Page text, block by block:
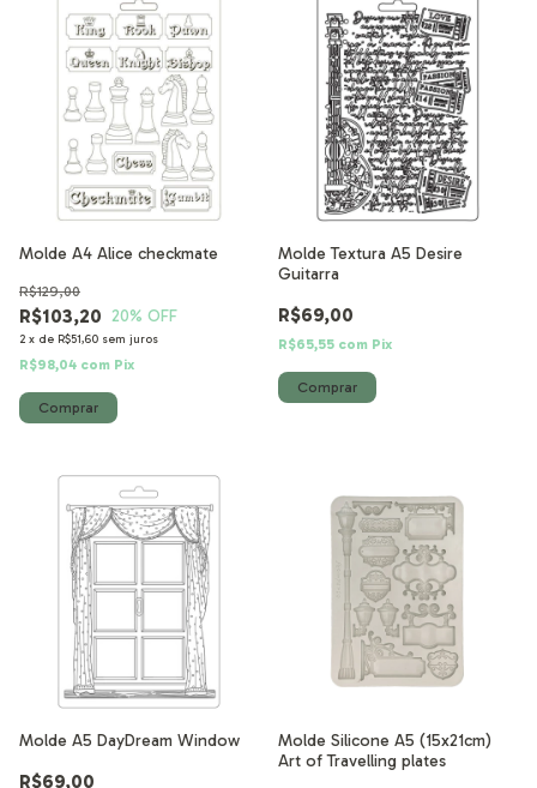
Molde A4 Alice checkmate
R$103,20
R$129,00
20% OFF
2 x de R$51,60 sem juros
R$98,04 com Pix
Molde Textura A5 Desire
Guitarra
R$69,00
R$65,55 com Pix
Molde A5 DayDream Window
R$69,00
Molde Silicone A5 (15x21cm)
Art of Travelling plates